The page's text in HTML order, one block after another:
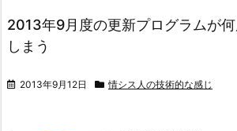
2013年9月度の更新プログラムが
しまう
2013年9月12日 情シス人の技術的な感じ